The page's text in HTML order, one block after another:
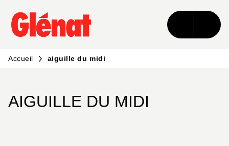
MENU RECHERCHE CONTENU
PIED DE PAGE
Accueil aiguille du midi
AIGUILLE DU MIDI